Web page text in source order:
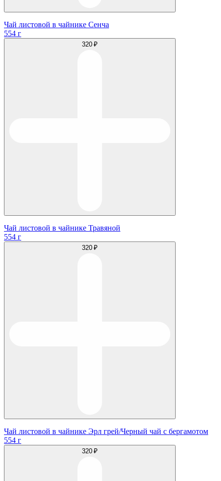
Чай листовой в чайнике Сенча
554 г
320 ₽
Чай листовой в чайнике Травяной
554 г
320 ₽
Чай листовой в чайнике Эрл грей/Черный чай с бергамотом
554 г
320 ₽